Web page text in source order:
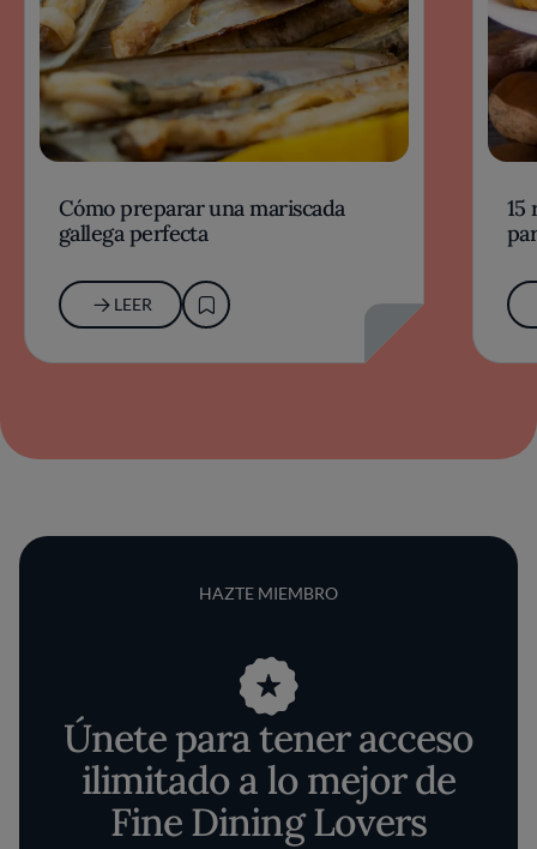
Cómo preparar una mariscada
gallega perfecta
LEER
15
HAZTE MIEMBRO
Únete para tener acceso
ilimitado a lo mejor de
Fine Dining Lovers